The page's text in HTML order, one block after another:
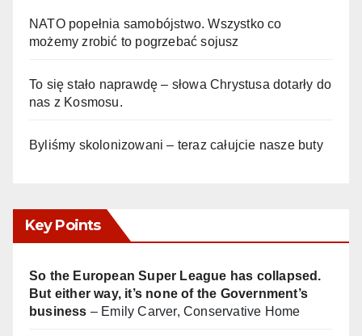
NATO popełnia samobójstwo. Wszystko co
możemy zrobić to pogrzebać sojusz
To się stało naprawdę – słowa Chrystusa dotarły do
nas z Kosmosu.
Byliśmy skolonizowani – teraz całujcie nasze buty
Key Points
So the European Super League has collapsed.
But either way, it’s none of the Government’s
business – Emily Carver, Conservative Home